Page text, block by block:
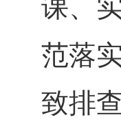
课、
范落
致排